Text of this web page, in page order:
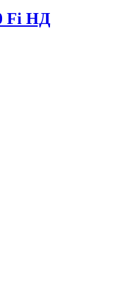
Fi НД